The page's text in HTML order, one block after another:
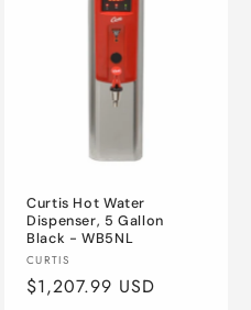
Curtis Hot Water
Dispenser, 5 Gallon
Black - WB5NL
厂
商：
CURTIS
常
$1,207.99 USD